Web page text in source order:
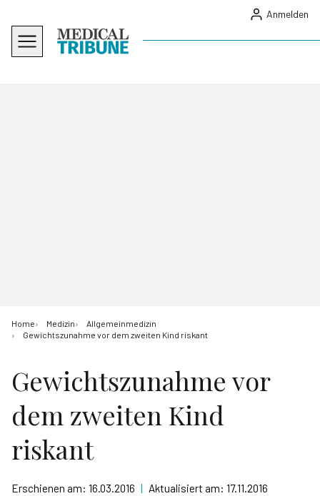
Anmelden
Home Medizin
Allgemeinmedizin
Gewichtszunahme vor dem zweiten Kind riskant
Gewichtszunahme vor
dem zweiten Kind
riskant
Erschienen am: 16.03.2016 | Aktualisiert am: 17.11.2016